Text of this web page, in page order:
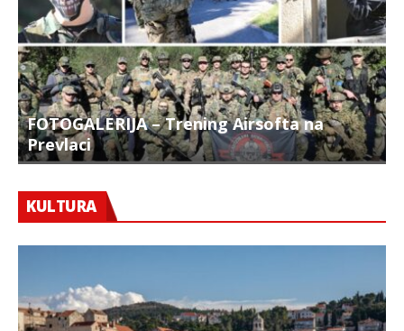
FOTOGALERIJA – Trening Airsofta na
Prevlaci
KULTURA